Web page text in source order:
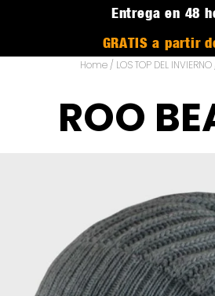
Entrega en 48
GRATIS a partir
Home/ LOS TOP DEL INVIERNO
ROO